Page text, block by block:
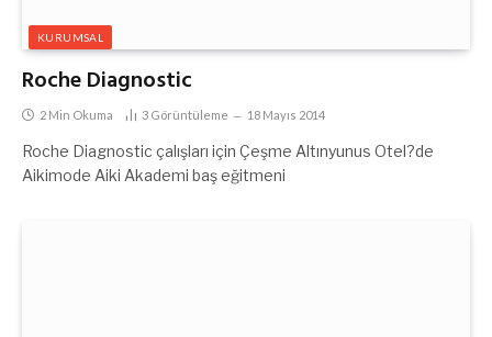
KURUMSAL
Roche Diagnostic
2 Min Okuma 3 Görüntüleme 18 Mayıs 2014
Roche Diagnostic çalışları için Çeşme Altınyunus Otel?de
Aikimode Aiki Akademi baş eğitmeni